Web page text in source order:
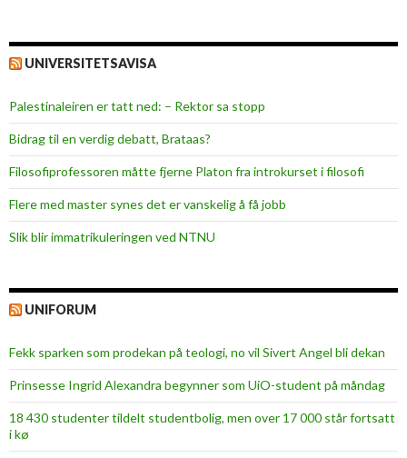
UNIVERSITETSAVISA
Palestinaleiren er tatt ned: – Rektor sa stopp
Bidrag til en verdig debatt, Brataas?
Filosofiprofessoren måtte fjerne Platon fra introkurset i filosofi
Flere med master synes det er vanskelig å få jobb
Slik blir immatrikuleringen ved NTNU
UNIFORUM
Fekk sparken som prodekan på teologi, no vil Sivert Angel bli dekan
Prinsesse Ingrid Alexandra begynner som UiO-student på måndag
18 430 studenter tildelt studentbolig, men over 17 000 står fortsatt
i kø